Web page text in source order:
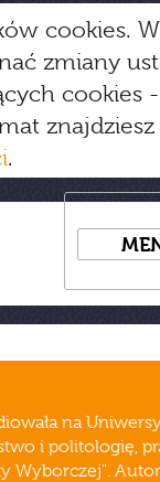
cookies.
zmiany
cookies
.
na
i politologię,
Wyborczej".